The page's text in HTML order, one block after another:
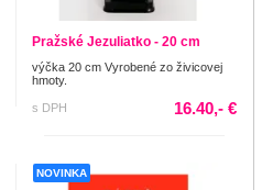
Pražské Jezuliatko - 20 cm
výčka 20 cm Vyrobené zo živicovej
hmoty.
s DPH 16.40,- €
NOVINKA